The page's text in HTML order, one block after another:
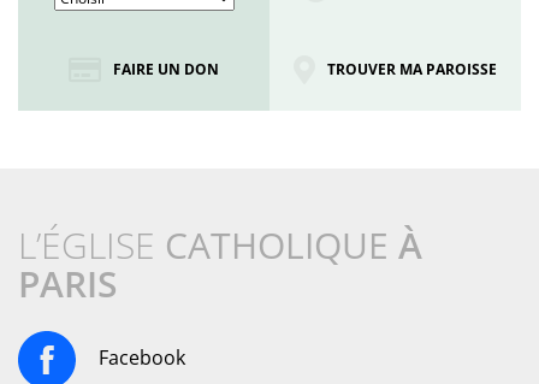
FAIRE UN DON TROUVER MA PAROISSE
L’ÉGLISE CATHOLIQUE À
PARIS
Facebook